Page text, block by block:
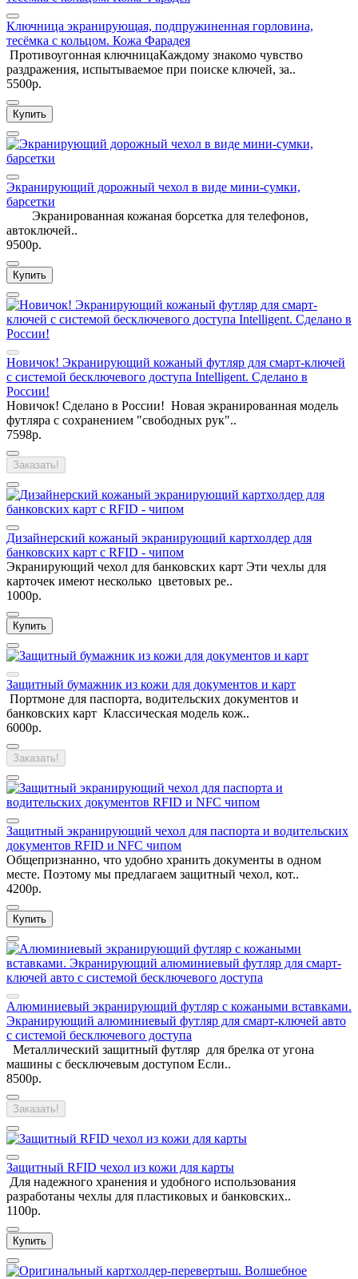
Ключница экранирующая, подпружиненная горловина,
тесёмка с кольцом. Кожа Фарадея
Противоугонная ключницаКаждому знакомо чувство
раздражения, испытываемое при поиске ключей, за..
5500р.
Купить
Экранирующий дорожный чехол в виде мини-сумки,
барсетки
Экранированная кожаная борсетка для телефонов,
автоключей..
9500р.
Купить
Новичок! Экранирующий кожаный футляр для смарт-ключей
с системой бесключевого доступа Intelligent. Сделано в
России!
Новичок! Сделано в России! Новая экранированная модель
футляра с сохранением "свободных рук"..
7598р.
Заказать!
Дизайнерский кожаный экранирующий картхолдер для
банковских карт с RFID - чипом
Экранирующий чехол для банковских карт Эти чехлы для
карточек имеют несколько цветовых ре..
1000р.
Купить
Защитный бумажник из кожи для документов и карт
Портмоне для паспорта, водительских документов и
банковских карт Классическая модель кож..
6000р.
Заказать!
Защитный экранирующий чехол для паспорта и водительских
документов RFID и NFC чипом
Общепризнанно, что удобно хранить документы в одном
месте. Поэтому мы предлагаем защитный чехол, кот..
4200р.
Купить
Алюминиевый экранирующий футляр с кожаными вставками.
Экранирующий алюминиевый футляр для смарт-ключей авто
с системой бесключевого доступа
Металлический защитный футляр для брелка от угона
машины с бесключевым доступом Если..
8500р.
Заказать!
Защитный RFID чехол из кожи для карты
Для надежного хранения и удобного использования
разработаны чехлы для пластиковых и банковских..
1100р.
Купить